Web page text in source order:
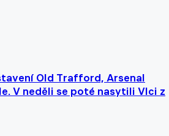
Old Trafford, Arsenal
V neděli se poté nasytili Vlci z